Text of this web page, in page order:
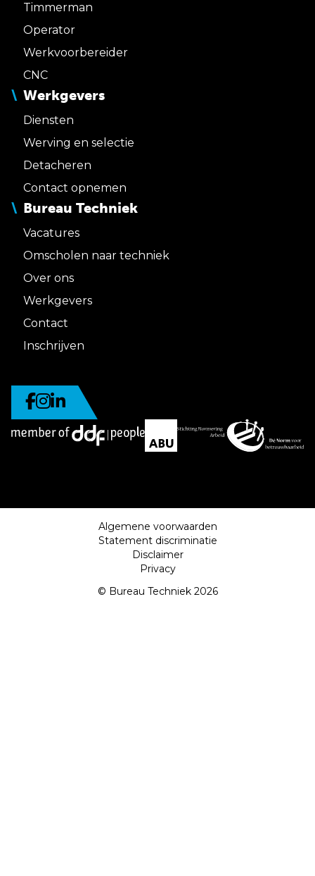
Timmerman
Operator
Werkvoorbereider
CNC
Werkgevers
Diensten
Werving en selectie
Detacheren
Contact opnemen
Bureau Techniek
Vacatures
Omscholen naar techniek
Over ons
Werkgevers
Contact
Inschrijven
Algemene voorwaarden
Statement discriminatie
Disclaimer
Privacy
© Bureau Techniek 2026